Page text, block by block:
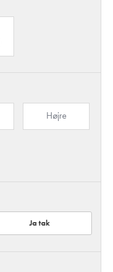
Højre
Ja tak